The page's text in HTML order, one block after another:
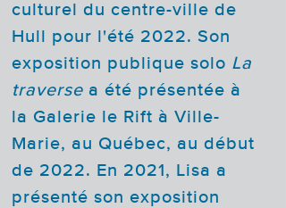
culturel du centre-ville de
Hull pour l'été 2022. Son
exposition publique solo La
traverse a été présentée à
la Galerie le Rift à Ville-
Marie, au Québec, au début
de 2022. En 2021, Lisa a
présenté son exposition